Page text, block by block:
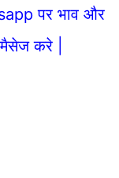
पर भाव और
करे |